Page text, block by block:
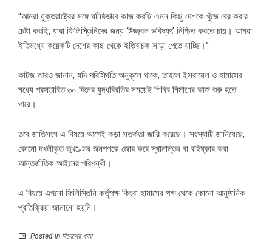
“আমরা যুক্তরাষ্ট্রের সঙ্গে ঘনিষ্ঠভাবে কাজ করছি এমন কিছু দেশকে খুঁজে বের করার
চেষ্টা করছি, যারা ফিলিস্তিনিদের জন্য ‘উজ্জ্বল ভবিষ্যৎ’ নিশ্চিত করতে চায়। আমরা
ইতিমধ্যে কয়েকটি দেশের কাছ থেকে ইতিবাচক সাড়া পেতে যাচ্ছি।”
কাটজ আরও জানান, যদি পরিস্থিতি অনুকূলে থাকে, তাহলে ইসরায়েল ও হামাসের
মধ্যে প্রস্তাবিত ৬০ দিনের যুদ্ধবিরতির সময়েই শিবির নির্মাণের কাজ শুরু হতে
পারে।
তবে জাতিসংঘ এ বিষয়ে আগেই কড়া সতর্কতা জারি করেছে। সংস্থাটি জানিয়েছে,
কোনো দখলীকৃত ভূখণ্ডের জনগণকে জোর করে স্থানান্তর বা বহিষ্কার করা
আন্তর্জাতিক আইনের পরিপন্থী।
এ বিষয়ে এখনো ফিলিস্তিনি কর্তৃপক্ষ কিংবা হামাসের পক্ষ থেকে কোনো আনুষ্ঠানিক
প্রতিক্রিয়া জানানো হয়নি।
Posted in বিদেশের খবর